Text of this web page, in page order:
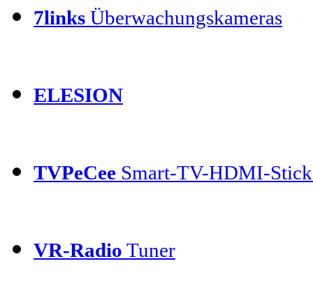
7links Überwachungskameras
ELESION
TVPeCee Smart-TV-HDMI-
VR-Radio Tuner